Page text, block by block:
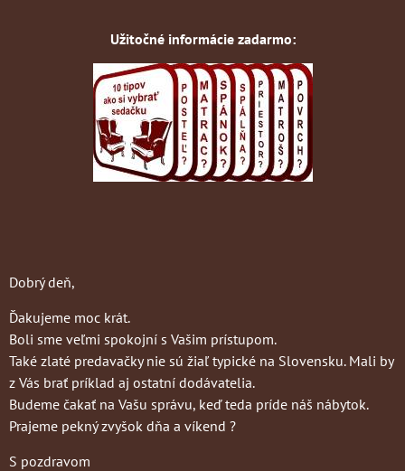
Užitočné informácie zadarmo:
Dobrý deň,
Ďakujeme moc krát.
Boli sme veľmi spokojní s Vašim prístupom.
Také zlaté predavačky nie sú žiaľ typické na Slovensku. Mali by
z Vás brať príklad aj ostatní dodávatelia.
Budeme čakať na Vašu správu, keď teda príde náš nábytok.
Prajeme pekný zvyšok dňa a víkend ?
S pozdravom